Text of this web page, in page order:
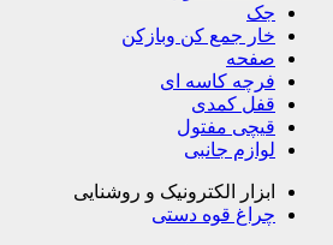
جک
خار جمع کن وبازکن
صفحه
فرچه کاسه ای
قفل کمدی
قیچی مفتول
لوازم جانبی
ابزار الکترونیک و روشنایی
چراغ قوه دستی